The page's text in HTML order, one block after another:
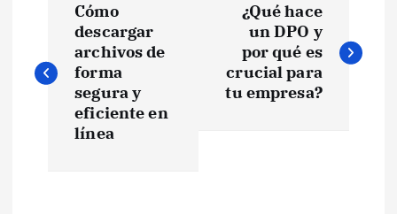
v
Cómo
descargar
archivos de
forma
segura y
eficiente en
línea
¿Qué hace
un DPO y
por qué es
crucial para
tu empresa?